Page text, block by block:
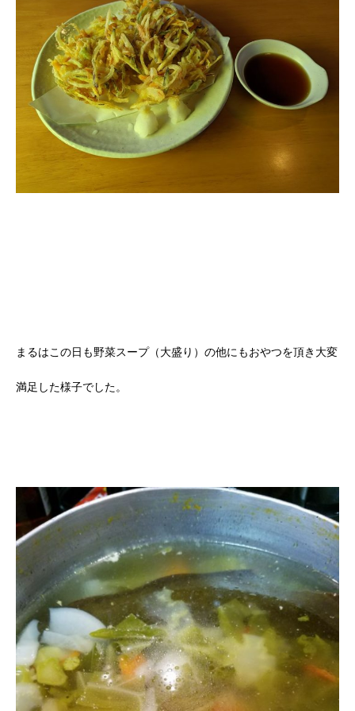
まるはこの日も野菜スープ（大盛り）の他にもおやつを頂き大変
満足した様子でした。